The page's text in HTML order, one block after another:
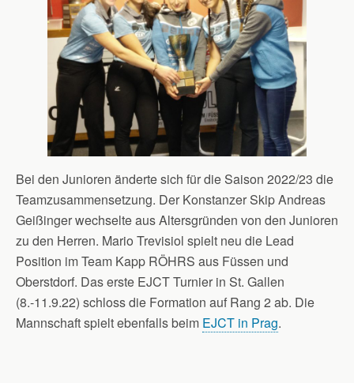
Bei den Junioren änderte sich für die Saison 2022/23 die
Teamzusammensetzung. Der Konstanzer Skip Andreas
Geißinger wechselte aus Altersgründen von den Junioren
zu den Herren. Mario Trevisiol spielt neu die Lead
Position im Team Kapp RÖHRS aus Füssen und
Oberstdorf. Das erste EJCT Turnier in St. Gallen
(8.-11.9.22) schloss die Formation auf Rang 2 ab. Die
Mannschaft spielt ebenfalls beim EJCT in Prag.